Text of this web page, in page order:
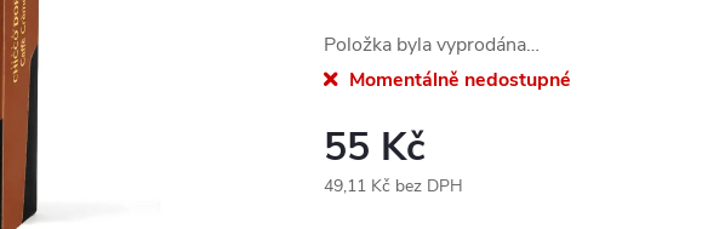
Položka byla vyprodána…
Momentálně nedostupné
55 Kč
49,11 Kč bez DPH